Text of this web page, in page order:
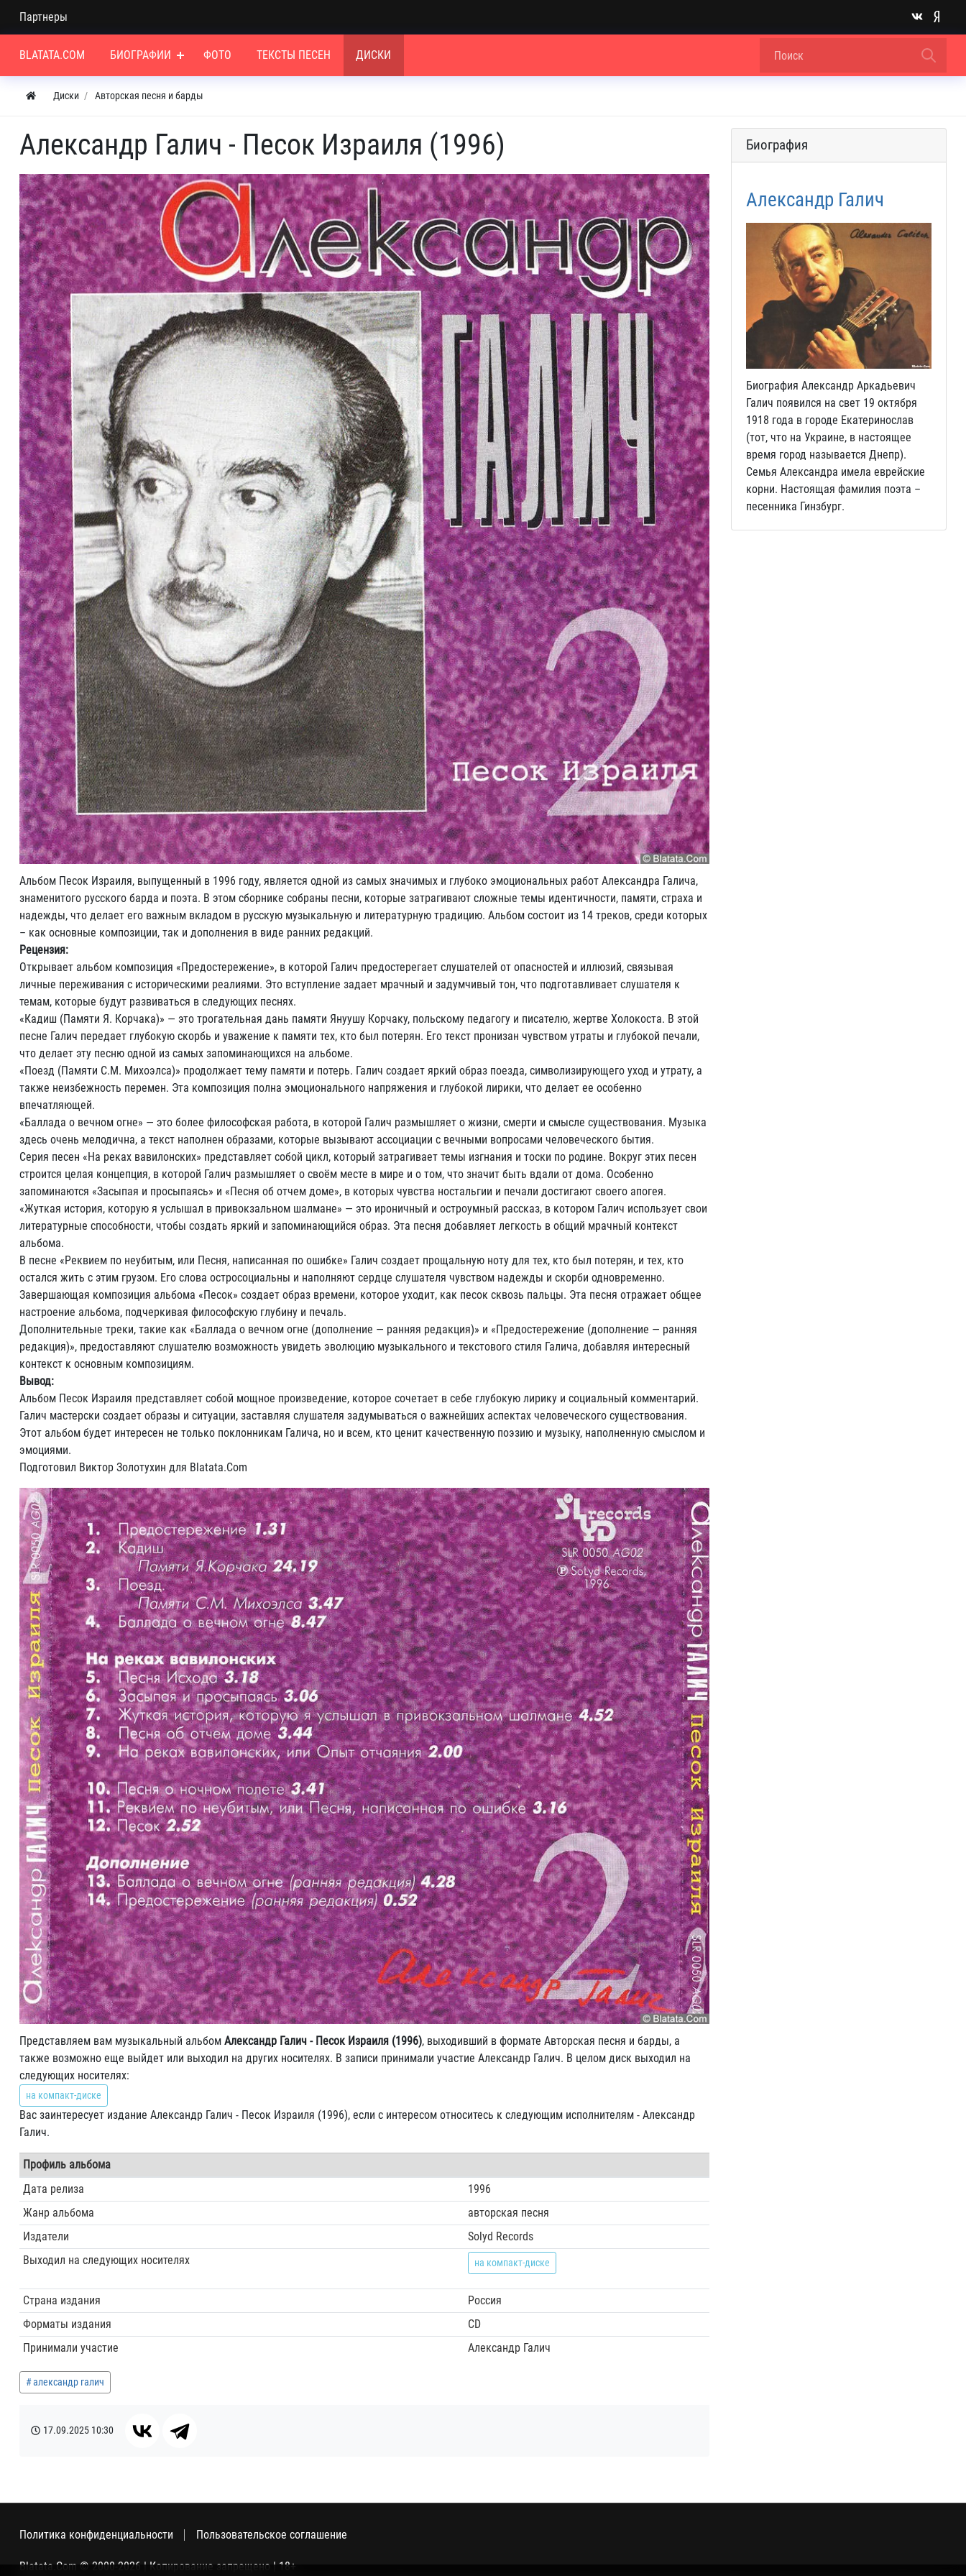
Партнеры
BLATATA.COM БИОГРАФИИ ФОТО ТЕКСТЫ ПЕСЕН ДИСКИ
Диски Авторская песня и барды
Александр Галич - Песок Израиля (1996)
Альбом Песок Израиля, выпущенный в 1996 году, является одной из самых значимых и глубоко эмоциональных работ Александра Галича,
знаменитого русского барда и поэта. В этом сборнике собраны песни, которые затрагивают сложные темы идентичности, памяти, страха и
надежды, что делает его важным вкладом в русскую музыкальную и литературную традицию. Альбом состоит из 14 треков, среди которых
– как основные композиции, так и дополнения в виде ранних редакций.
Рецензия:
Открывает альбом композиция «Предостережение», в которой Галич предостерегает слушателей от опасностей и иллюзий, связывая
личные переживания с историческими реалиями. Это вступление задает мрачный и задумчивый тон, что подготавливает слушателя к
темам, которые будут развиваться в следующих песнях.
«Кадиш (Памяти Я. Корчака)» — это трогательная дань памяти Януушу Корчаку, польскому педагогу и писателю, жертве Холокоста. В этой
песне Галич передает глубокую скорбь и уважение к памяти тех, кто был потерян. Его текст пронизан чувством утраты и глубокой печали,
что делает эту песню одной из самых запоминающихся на альбоме.
«Поезд (Памяти С.М. Михоэлса)» продолжает тему памяти и потерь. Галич создает яркий образ поезда, символизирующего уход и утрату, а
также неизбежность перемен. Эта композиция полна эмоционального напряжения и глубокой лирики, что делает ее особенно
впечатляющей.
«Баллада о вечном огне» — это более философская работа, в которой Галич размышляет о жизни, смерти и смысле существования. Музыка
здесь очень мелодична, а текст наполнен образами, которые вызывают ассоциации с вечными вопросами человеческого бытия.
Серия песен «На реках вавилонских» представляет собой цикл, который затрагивает темы изгнания и тоски по родине. Вокруг этих песен
строится целая концепция, в которой Галич размышляет о своём месте в мире и о том, что значит быть вдали от дома. Особенно
запоминаются «Засыпая и просыпаясь» и «Песня об отчем доме», в которых чувства ностальгии и печали достигают своего апогея.
«Жуткая история, которую я услышал в привокзальном шалмане» — это ироничный и остроумный рассказ, в котором Галич использует свои
литературные способности, чтобы создать яркий и запоминающийся образ. Эта песня добавляет легкость в общий мрачный контекст
альбома.
В песне «Реквием по неубитым, или Песня, написанная по ошибке» Галич создает прощальную ноту для тех, кто был потерян, и тех, кто
остался жить с этим грузом. Его слова остросоциальны и наполняют сердце слушателя чувством надежды и скорби одновременно.
Завершающая композиция альбома «Песок» создает образ времени, которое уходит, как песок сквозь пальцы. Эта песня отражает общее
настроение альбома, подчеркивая философскую глубину и печаль.
Дополнительные треки, такие как «Баллада о вечном огне (дополнение — ранняя редакция)» и «Предостережение (дополнение — ранняя
редакция)», предоставляют слушателю возможность увидеть эволюцию музыкального и текстового стиля Галича, добавляя интересный
контекст к основным композициям.
Вывод:
Альбом Песок Израиля представляет собой мощное произведение, которое сочетает в себе глубокую лирику и социальный комментарий.
Галич мастерски создает образы и ситуации, заставляя слушателя задумываться о важнейших аспектах человеческого существования.
Этот альбом будет интересен не только поклонникам Галича, но и всем, кто ценит качественную поэзию и музыку, наполненную смыслом и
эмоциями.
Подготовил Виктор Золотухин для Blatata.Com
Представляем вам музыкальный альбом Александр Галич - Песок Израиля (1996), выходивший в формате Авторская песня и барды, а
также возможно еще выйдет или выходил на других носителях. В записи принимали участие Александр Галич. В целом диск выходил на
следующих носителях:
на компакт-диске
Вас заинтересует издание Александр Галич - Песок Израиля (1996), если с интересом относитесь к следующим исполнителям - Александр
Галич.
Профиль альбома
Дата релиза
1996
Жанр альбома
авторская песня
Издатели
Solyd Records
Выходил на следующих носителях
на компакт-диске
Страна издания
Россия
Форматы издания
CD
Принимали участие
Александр Галич
александр галич
17.09.2025 10:30
Биография
Александр Галич
Биография Александр Аркадьевич
Галич появился на свет 19 октября
1918 года в городе Екатеринослав
(тот, что на Украине, в настоящее
время город называется Днепр).
Семья Александра имела еврейские
корни. Настоящая фамилия поэта –
песенника Гинзбург.
Политика конфиденциальности Пользовательское соглашение
Blatata.Com © 2000-2026 | Копирование запрещено | 18+